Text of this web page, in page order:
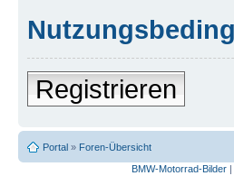
Registrieren
Portal » Foren-Übersicht
BMW-Motorrad-Bilder|